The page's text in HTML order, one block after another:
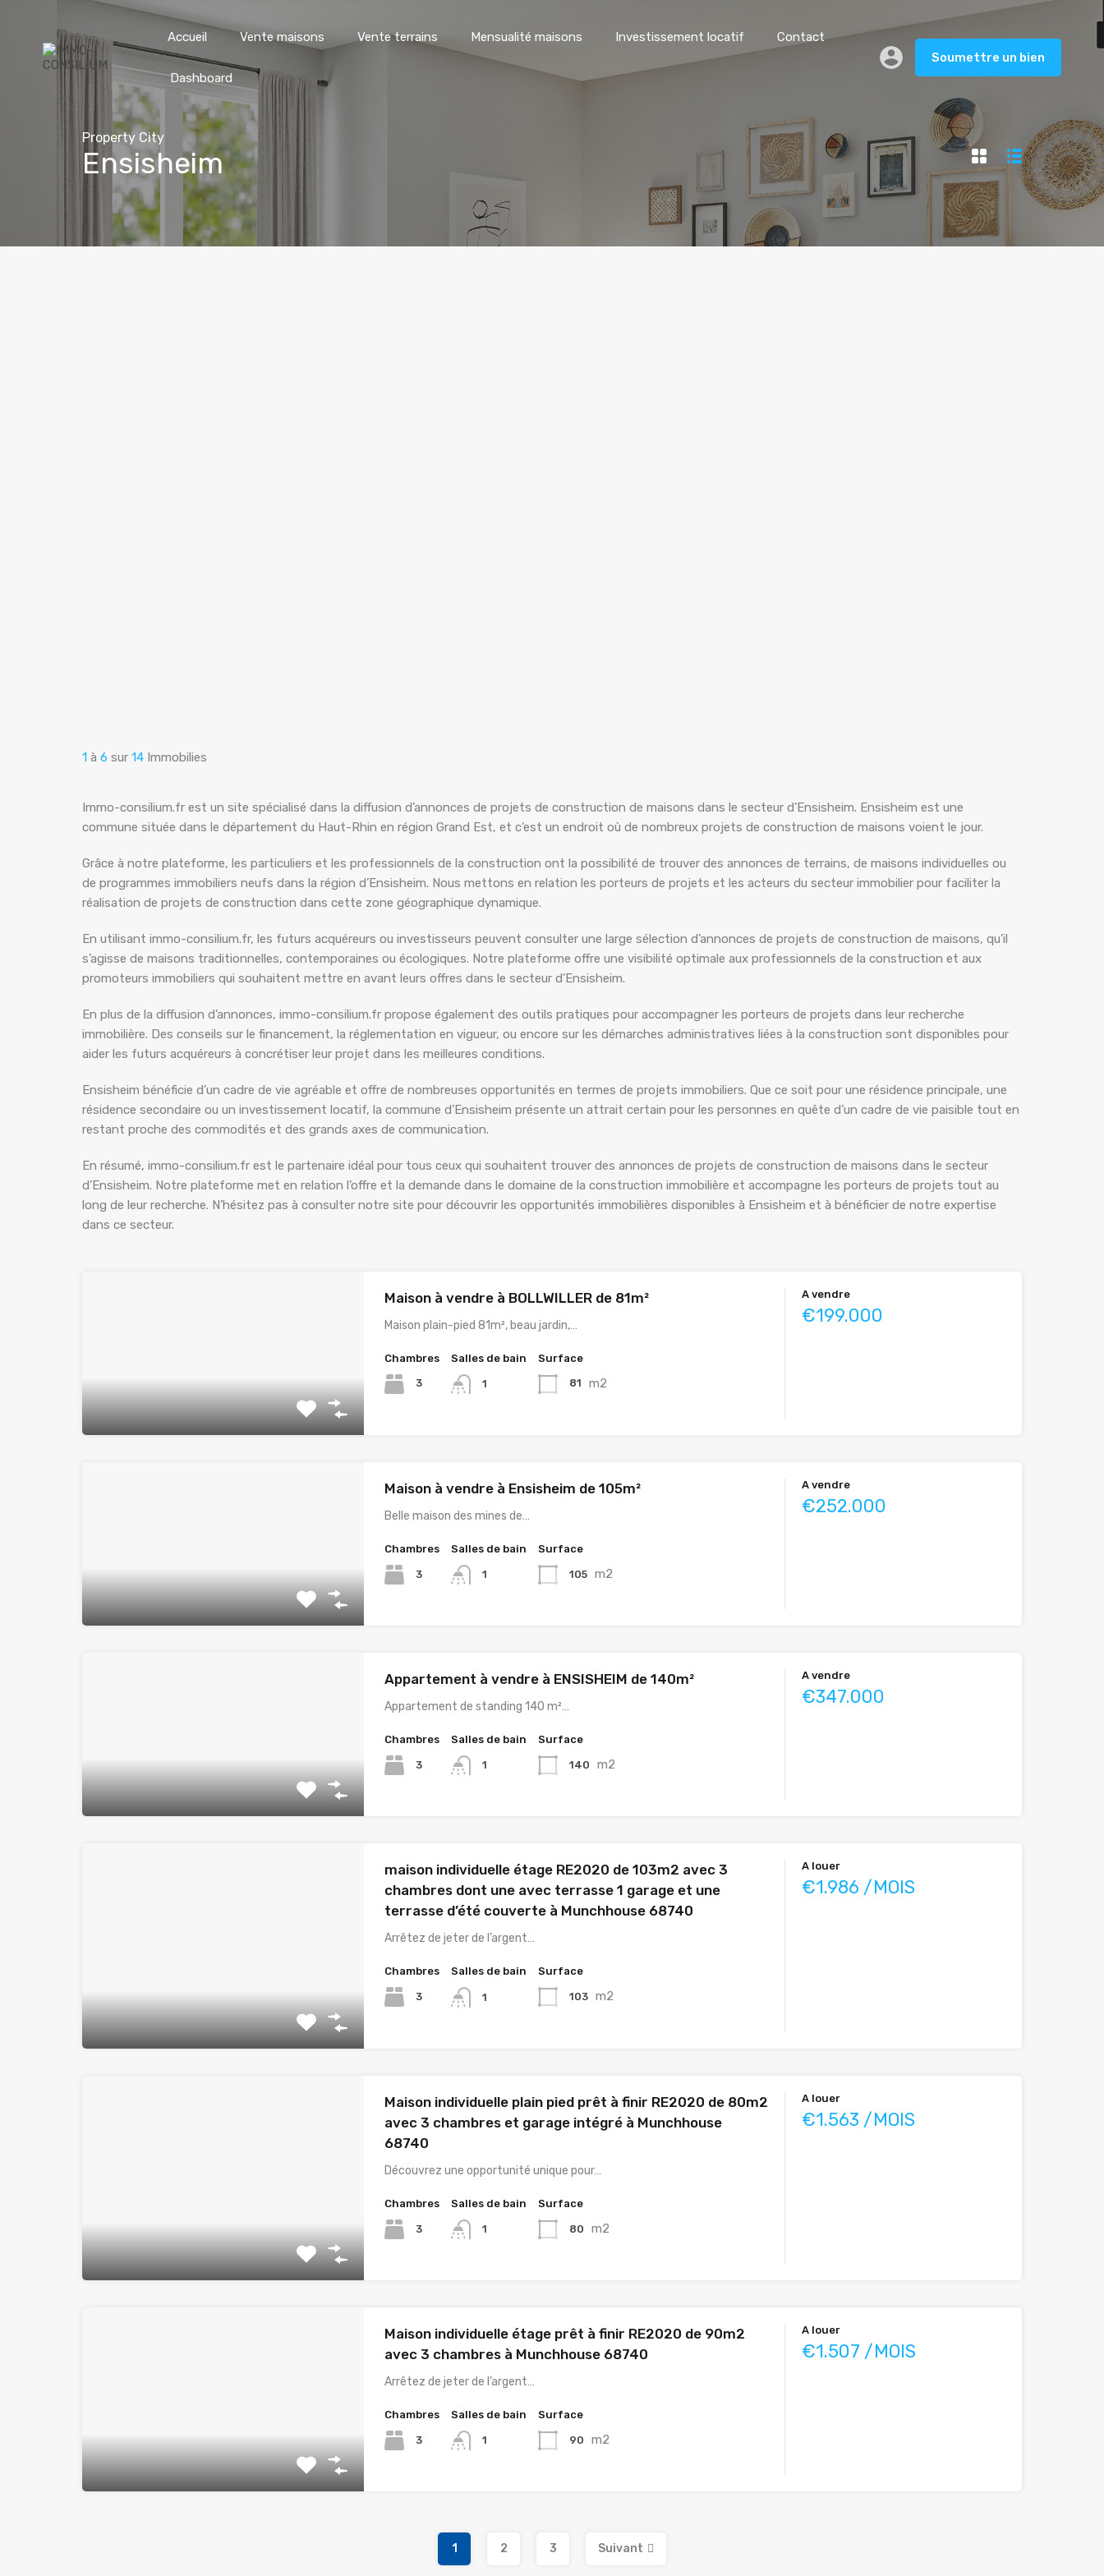
Accueil Vente maisons Vente terrains Mensualité maisons Investissement locatif Contact
Dashboard
Soumettre un bien
Property City
Ensisheim
1 à 6 sur 14 Immobilies
Immo-consilium.fr est un site spécialisé dans la diffusion d’annonces de projets de construction de maisons dans le secteur d’Ensisheim. Ensisheim est une
commune située dans le département du Haut-Rhin en région Grand Est, et c’est un endroit où de nombreux projets de construction de maisons voient le jour.
Grâce à notre plateforme, les particuliers et les professionnels de la construction ont la possibilité de trouver des annonces de terrains, de maisons individuelles ou
de programmes immobiliers neufs dans la région d’Ensisheim. Nous mettons en relation les porteurs de projets et les acteurs du secteur immobilier pour faciliter la
réalisation de projets de construction dans cette zone géographique dynamique.
En utilisant immo-consilium.fr, les futurs acquéreurs ou investisseurs peuvent consulter une large sélection d’annonces de projets de construction de maisons, qu’il
s’agisse de maisons traditionnelles, contemporaines ou écologiques. Notre plateforme offre une visibilité optimale aux professionnels de la construction et aux
promoteurs immobiliers qui souhaitent mettre en avant leurs offres dans le secteur d’Ensisheim.
En plus de la diffusion d’annonces, immo-consilium.fr propose également des outils pratiques pour accompagner les porteurs de projets dans leur recherche
immobilière. Des conseils sur le financement, la réglementation en vigueur, ou encore sur les démarches administratives liées à la construction sont disponibles pour
aider les futurs acquéreurs à concrétiser leur projet dans les meilleures conditions.
Ensisheim bénéficie d’un cadre de vie agréable et offre de nombreuses opportunités en termes de projets immobiliers. Que ce soit pour une résidence principale, une
résidence secondaire ou un investissement locatif, la commune d’Ensisheim présente un attrait certain pour les personnes en quête d’un cadre de vie paisible tout en
restant proche des commodités et des grands axes de communication.
En résumé, immo-consilium.fr est le partenaire idéal pour tous ceux qui souhaitent trouver des annonces de projets de construction de maisons dans le secteur
d’Ensisheim. Notre plateforme met en relation l’offre et la demande dans le domaine de la construction immobilière et accompagne les porteurs de projets tout au
long de leur recherche. N’hésitez pas à consulter notre site pour découvrir les opportunités immobilières disponibles à Ensisheim et à bénéficier de notre expertise
dans ce secteur.
Maison à vendre à BOLLWILLER de 81m²
Maison plain-pied 81m², beau jardin,…
Chambres
3
Salles de bain
1
Surface
81 m2
A vendre
€199.000
Maison à vendre à Ensisheim de 105m²
Belle maison des mines de…
Chambres
3
Salles de bain
1
Surface
105 m2
A vendre
€252.000
Appartement à vendre à ENSISHEIM de 140m²
Appartement de standing 140 m²…
Chambres
3
Salles de bain
1
Surface
140 m2
A vendre
€347.000
maison individuelle étage RE2020 de 103m2 avec 3
chambres dont une avec terrasse 1 garage et une
terrasse d’été couverte à Munchhouse 68740
Arrêtez de jeter de l’argent…
Chambres
3
Salles de bain
1
Surface
103 m2
A louer
€1.986 /MOIS
Maison individuelle plain pied prêt à finir RE2020 de 80m2
avec 3 chambres et garage intégré à Munchhouse
68740
Découvrez une opportunité unique pour…
Chambres
3
Salles de bain
1
Surface
80 m2
A louer
€1.563 /MOIS
Maison individuelle étage prêt à finir RE2020 de 90m2
avec 3 chambres à Munchhouse 68740
Arrêtez de jeter de l’argent…
Chambres
3
Salles de bain
1
Surface
90 m2
A louer
€1.507 /MOIS
1 2 3 Suivant